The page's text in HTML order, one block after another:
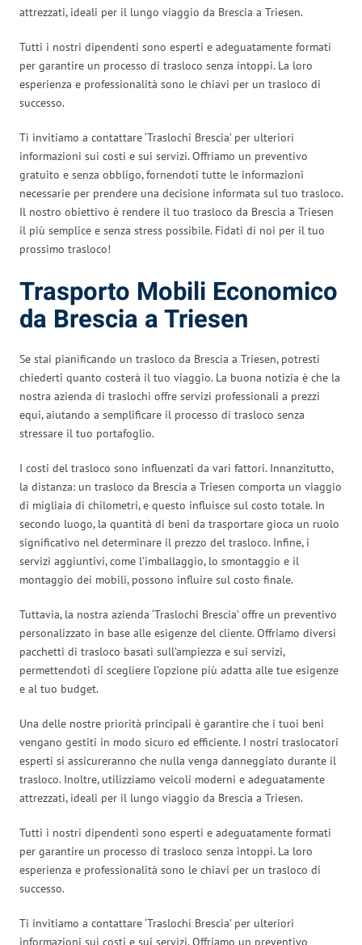
attrezzati, ideali per il lungo viaggio da Brescia a Triesen.
Tutti i nostri dipendenti sono esperti e adeguatamente formati
per garantire un processo di trasloco senza intoppi. La loro
esperienza e professionalità sono le chiavi per un trasloco di
successo.
Ti invitiamo a contattare ‘Traslochi Brescia’ per ulteriori
informazioni sui costi e sui servizi. Offriamo un preventivo
gratuito e senza obbligo, fornendoti tutte le informazioni
necessarie per prendere una decisione informata sul tuo trasloco.
Il nostro obiettivo è rendere il tuo trasloco da Brescia a Triesen
il più semplice e senza stress possibile. Fidati di noi per il tuo
prossimo trasloco!
Trasporto Mobili Economico
da Brescia a Triesen
Se stai pianificando un trasloco da Brescia a Triesen, potresti
chiederti quanto costerà il tuo viaggio. La buona notizia è che la
nostra azienda di traslochi offre servizi professionali a prezzi
equi, aiutando a semplificare il processo di trasloco senza
stressare il tuo portafoglio.
I costi del trasloco sono influenzati da vari fattori. Innanzitutto,
la distanza: un trasloco da Brescia a Triesen comporta un viaggio
di migliaia di chilometri, e questo influisce sul costo totale. In
secondo luogo, la quantità di beni da trasportare gioca un ruolo
significativo nel determinare il prezzo del trasloco. Infine, i
servizi aggiuntivi, come l’imballaggio, lo smontaggio e il
montaggio dei mobili, possono influire sul costo finale.
Tuttavia, la nostra azienda ‘Traslochi Brescia’ offre un preventivo
personalizzato in base alle esigenze del cliente. Offriamo diversi
pacchetti di trasloco basati sull’ampiezza e sui servizi,
permettendoti di scegliere l’opzione più adatta alle tue esigenze
e al tuo budget.
Una delle nostre priorità principali è garantire che i tuoi beni
vengano gestiti in modo sicuro ed efficiente. I nostri traslocatori
esperti si assicureranno che nulla venga danneggiato durante il
trasloco. Inoltre, utilizziamo veicoli moderni e adeguatamente
attrezzati, ideali per il lungo viaggio da Brescia a Triesen.
Tutti i nostri dipendenti sono esperti e adeguatamente formati
per garantire un processo di trasloco senza intoppi. La loro
esperienza e professionalità sono le chiavi per un trasloco di
successo.
Ti invitiamo a contattare ‘Traslochi Brescia’ per ulteriori
informazioni sui costi e sui servizi. Offriamo un preventivo